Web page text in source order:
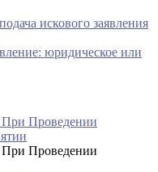
искового заявления
юридическое или
При Проведении
При Проведении